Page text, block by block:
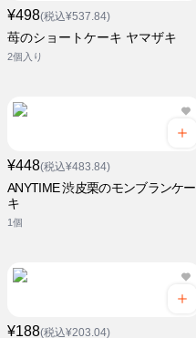
¥498(税込¥537.84)
苺のショートケーキ ヤマザキ
2個入り
¥448(税込¥483.84)
ANYTIME 渋皮栗のモンブランケー
キ
1個
¥188(税込¥203.04)